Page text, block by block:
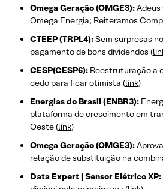
Omega Geração (OMGE3):Adeus
Omega Energia; Reiteramos
CTEEP (TRPL4):Sem surpresas
pagamento de bons dividendos (
CESP(CESP6): Reestruturação a
cedo para ficar otimista (link)
Energias do Brasil (ENBR3):
plataforma de crescimento em
Oeste (link)
Omega Geração (OMGE3):
relação de substituição na
Data Expert | Sensor Elétrico XP: